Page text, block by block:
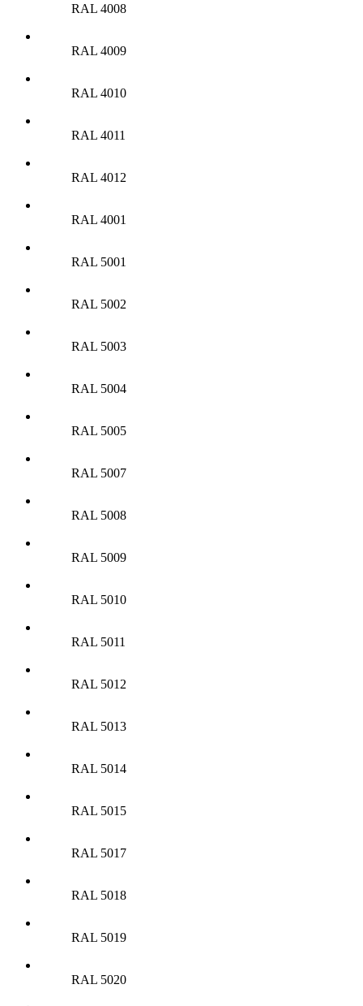
RAL 4008
RAL 4009
RAL 4010
RAL 4011
RAL 4012
RAL 4001
RAL 5001
RAL 5002
RAL 5003
RAL 5004
RAL 5005
RAL 5007
RAL 5008
RAL 5009
RAL 5010
RAL 5011
RAL 5012
RAL 5013
RAL 5014
RAL 5015
RAL 5017
RAL 5018
RAL 5019
RAL 5020